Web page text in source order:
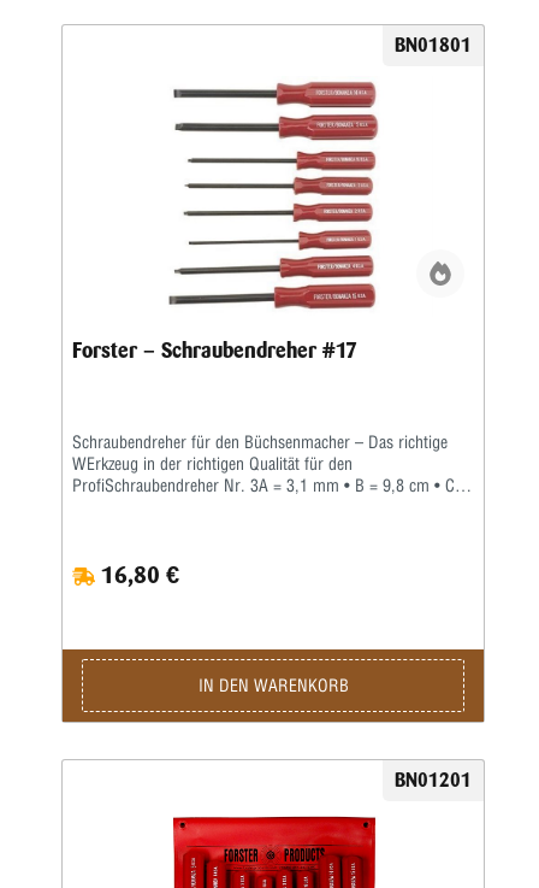
genug für den Einsatz bei vielen anderen Arbeiten.Alle
Forster-Schraubendreher sind aus gehärtetem Stahl der
Spezialschraubendreher sind einzeln erhältlich.Acht der
Meistbenutzten von Ihnen sind daneben auch zu einem
praktischen Set zusammengefasst worden.
BN01801
Forster – Schraubendreher #17
Schraubendreher für den Büchsenmacher – Das richtige
WErkzeug in der richtigen Qualität für den
ProfiSchraubendreher Nr. 3A = 3,1 mm • B = 9,8 cm • C =
man nicht nur Zeit und Mühe spart, wenn man den
richtigen Schraubendreher für jede Arbeit einsetzt, sondern
eine Palette spezieller Schraubendreher an, diespeziell für
die besonderen Schrauben entwickelt wurden, die der
Büchsenmacher häufig antrifft. Gleichzeitig sind diese
Qualitätsschraubendreher mit Hohlschliff auch vielseitig
Forster-Schraubendreher sind aus gehärtetem Stahl der
Spezialschraubendreher sind einzeln erhältlich.Acht der
Meistbenutzten von Ihnen sind daneben auch zu einem
praktischen Set zusammengefasst worden.
16,80 €
IN DEN WARENKORB
BN01201